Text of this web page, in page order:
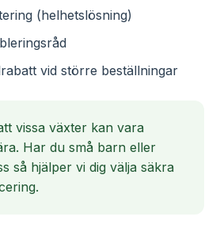
(helhetslösning)
vid större beställningar
vissa växter kan vara
Har du små barn eller
så hjälper vi dig välja säkra